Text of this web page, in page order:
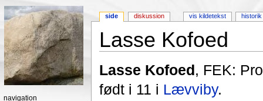
Lasse Kofoed
Lasse Kofoed, FEK:
født i 11 i Lævviby.
side diskussion vis kildetekst historik
navigation